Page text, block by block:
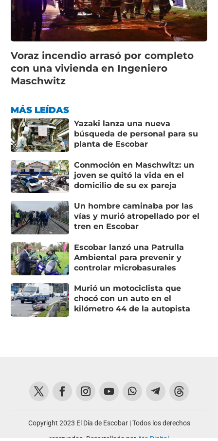
Voraz incendio arrasó por completo
con una vivienda en Ingeniero
Maschwitz
MÁS LEÍDAS
Yazaki lanza una nueva
búsqueda de personal para su
planta de Escobar
Conmoción en Maschwitz: un
joven se quitó la vida en el
domicilio de su ex pareja
Un hombre caminaba por las
vías y murió atropellado por el
tren en Escobar
Escobar lanzó una Patrulla
Ambiental para prevenir y
controlar microbasurales
Murió un motociclista que
chocó con un auto en el
kilómetro 44 de la autopista
Copyright 2023 El Día de Escobar | Todos los derechos
reservados. Desarrollado por Ata Digital